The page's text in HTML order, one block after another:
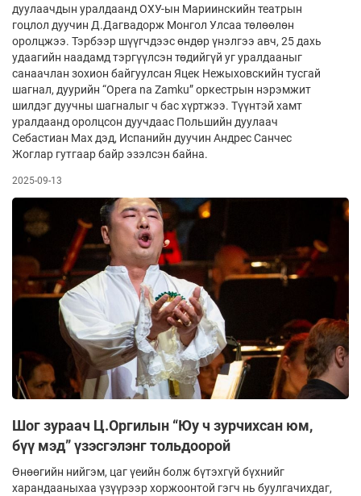
дуулаачдын уралдаанд ОХУ-ын Мариинскийн театрын
гоцлол дуучин Д.Дагвадорж Монгол Улсаа төлөөлөн
оролцжээ. Тэрбээр шүүгчдээс өндөр үнэлгээ авч, 25 дахь
удаагийн наадамд тэргүүлсэн төдийгүй уг уралдааныг
санаачлан зохион байгуулсан Яцек Нежыховскийн тусгай
шагнал, дуурийн “Opera na Zamku” оркестрын нэрэмжит
шилдэг дуучны шагналыг ч бас хүртжээ. Түүнтэй хамт
уралдаанд оролцсон дуучдаас Польшийн дуулаач
Себастиан Мах дэд, Испанийн дуучин Андрес Санчес
Жоглар гутгаар байр эзэлсэн байна.
2025-09-13
Шог зураач Ц.Оргилын “Юу ч зурчихсан юм,
бүү мэд” үзэсгэлэнг тольдоорой
Өнөөгийн нийгэм, цаг үеийн болж бүтэхгүй бүхнийг
харандааныхаа үзүүрээр хоржоонтой гэгч нь буулгачихдаг,